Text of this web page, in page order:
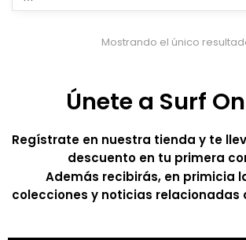
Mostrando el único
Únete a Surf
Regístrate en nuestra tienda y te
descuento en tu primera
Además recibirás, en primicia
colecciones y noticias relacionadas